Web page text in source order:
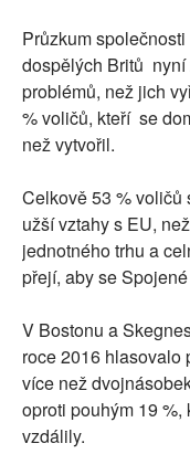
Průzkum
dospělých Britů nyní
problémů, než jich
% voličů, kteří se
než vytvořil.
Celkově 53 % voličů
užší vztahy s EU,
jednotného trhu a
přejí, aby se
V Bostonu a
roce 2016 hlasovalo
více než
oproti pouhým 19
vzdálily.